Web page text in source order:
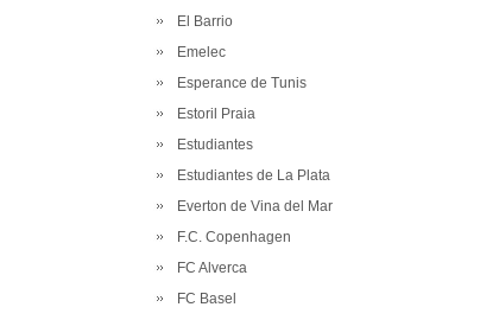
El Barrio
Emelec
Esperance de Tunis
Estoril Praia
Estudiantes
Estudiantes de La Plata
Everton de Vina del Mar
F.C. Copenhagen
FC Alverca
FC Basel